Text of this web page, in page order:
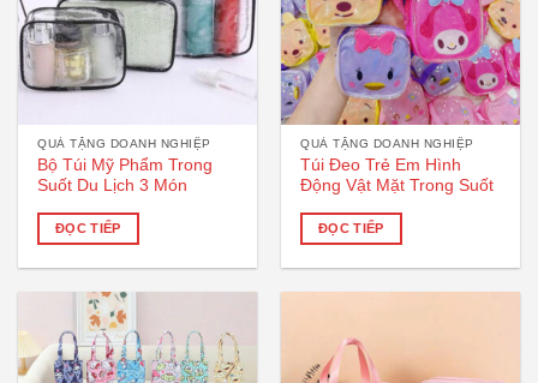
QUÀ TẶNG DOANH NGHIỆP
Bộ Túi Mỹ Phẩm Trong
Suốt Du Lịch 3 Món
ĐỌC TIẾP
QUÀ TẶNG DOANH NGHIỆP
Túi Đeo Trẻ Em Hình
Động Vật Mặt Trong Suốt
ĐỌC TIẾP